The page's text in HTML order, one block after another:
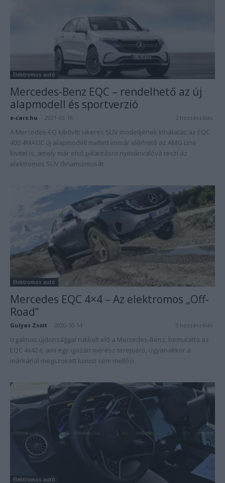
Elektromos autó
Mercedes-Benz EQC – rendelhető az új
alapmodell és sportverzió
e-cars.hu 2021-02-18 2 hozzászólás
A Mercedes-EQ kibővíti sikeres SUV modelljének kínálatát: az EQC
400 4MATIC új alapmodell mellett immár elérhető az AMG Line
kivitel is, amely már első pillantásra nyilvánvalóvá teszi az
elektromos SUV dinamizmusát.
Elektromos autó
Mercedes EQC 4×4 – Az elektromos „Off-
Road”
Gulyas Zsolt 2020-10-14 0 hozzászólás
Izgalmas újdonsággal rukkolt elő a Mercedes-Benz, bemutatta az
EQC 4x42-t, ami egy igazán merész terepjáró, ugyanakkor a
márkánál megszokott luxust sem mellőzi.
Elektromos autó